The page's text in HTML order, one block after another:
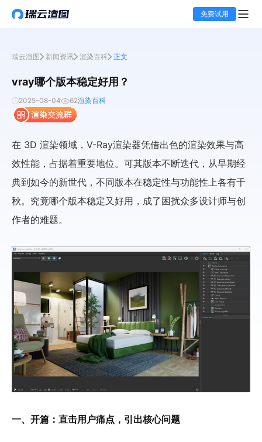
免费试用
瑞云渲图 新闻资讯 渲染百科 正文
vray哪个版本稳定好用？
2025-08-04 62渲染百科
在 3D 渲染领域，V-Ray渲染器凭借出色的渲染效果与高
效性能，占据着重要地位。可其版本不断迭代，从早期经
典到如今的新世代，不同版本在稳定性与功能性上各有千
秋。究竟哪个版本稳定又好用，成了困扰众多设计师与创
作者的难题。
一、开篇：直击用户痛点，引出核心问题